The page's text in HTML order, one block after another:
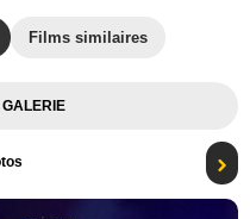
Films similaires